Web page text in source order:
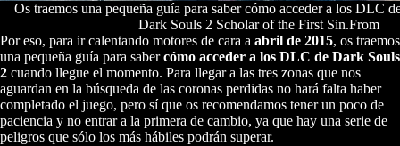
Os traemos una pequeña guía para saber cómo acceder a los DLC
Dark Souls 2 Scholar of the First Sin.From
Por eso, para ir calentando motores de cara a abril de 2015, os traemos
una pequeña guía para sabercómo acceder a los DLC de Dark Souls
2 cuando llegue el momento. Para llegar a las tres zonas que nos
aguardan en la búsqueda de las coronas perdidas no hará falta haber
completado el juego, pero sí que os recomendamos tener un poco de
paciencia y no entrar a la primera de cambio, ya que hay una serie de
peligros que sólo los más hábiles podrán superar.